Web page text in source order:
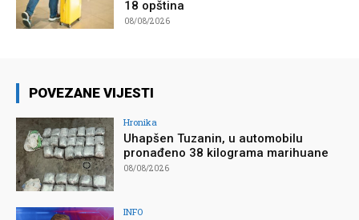
18 opština
08/08/2026
POVEZANE VIJESTI
Hronika
Uhapšen Tuzanin, u automobilu
pronađeno 38 kilograma marihuane
08/08/2026
INFO